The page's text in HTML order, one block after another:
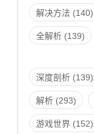
解决方法 (140)
全解析 (139)
深度剖析 (139)
解析 (293)
游戏世界 (152)